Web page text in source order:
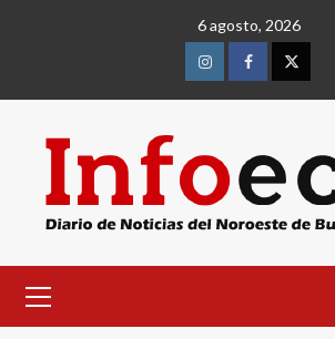
6 agosto, 2026
InstagramFacebookTwitter
primario